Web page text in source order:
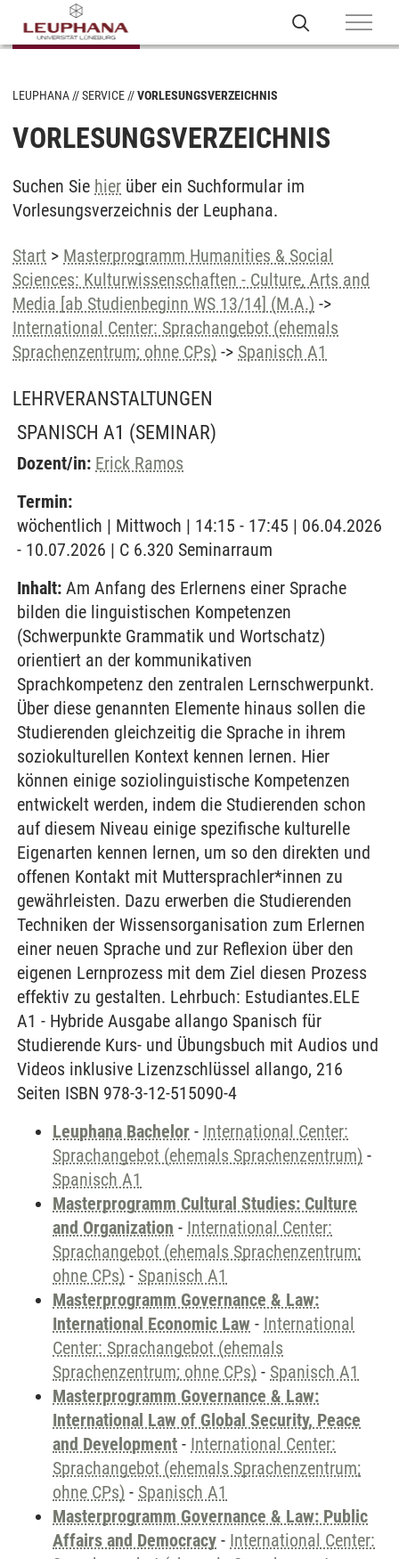
LEUPHANA SERVICE VORLESUNGSVERZEICHNIS
VORLESUNGSVERZEICHNIS
Suchen Sie hier über ein Suchformular im
Vorlesungsverzeichnis der Leuphana.
Start > Masterprogramm Humanities & Social
Sciences: Kulturwissenschaften - Culture, Arts and
Media [ab Studienbeginn WS 13/14] (M.A.) ->
International Center: Sprachangebot (ehemals
Sprachenzentrum; ohne CPs) -> Spanisch A1
LEHRVERANSTALTUNGEN
SPANISCH A1 (SEMINAR)
Dozent/in: Erick Ramos
Termin:
wöchentlich | Mittwoch | 14:15 - 17:45 | 06.04.2026
- 10.07.2026 | C 6.320 Seminarraum
Inhalt: Am Anfang des Erlernens einer Sprache
bilden die linguistischen Kompetenzen
(Schwerpunkte Grammatik und Wortschatz)
orientiert an der kommunikativen
Sprachkompetenz den zentralen Lernschwerpunkt.
Über diese genannten Elemente hinaus sollen die
Studierenden gleichzeitig die Sprache in ihrem
soziokulturellen Kontext kennen lernen. Hier
können einige soziolinguistische Kompetenzen
entwickelt werden, indem die Studierenden schon
auf diesem Niveau einige spezifische kulturelle
Eigenarten kennen lernen, um so den direkten und
offenen Kontakt mit Muttersprachler*innen zu
gewährleisten. Dazu erwerben die Studierenden
Techniken der Wissensorganisation zum Erlernen
einer neuen Sprache und zur Reflexion über den
eigenen Lernprozess mit dem Ziel diesen Prozess
effektiv zu gestalten. Lehrbuch: Estudiantes.ELE
A1 - Hybride Ausgabe allango Spanisch für
Studierende Kurs- und Übungsbuch mit Audios und
Videos inklusive Lizenzschlüssel allango, 216
Seiten ISBN 978-3-12-515090-4
Leuphana Bachelor - International Center:
Sprachangebot (ehemals Sprachenzentrum) -
Spanisch A1
Masterprogramm Cultural Studies: Culture
and Organization - International Center:
Sprachangebot (ehemals Sprachenzentrum;
ohne CPs) - Spanisch A1
Masterprogramm Governance & Law:
International Economic Law - International
Center: Sprachangebot (ehemals
Sprachenzentrum; ohne CPs) - Spanisch A1
Masterprogramm Governance & Law:
International Law of Global Security, Peace
and Development - International Center:
Sprachangebot (ehemals Sprachenzentrum;
ohne CPs) - Spanisch A1
Masterprogramm Governance & Law: Public
Affairs and Democracy - International Center: